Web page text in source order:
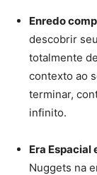
Enredo
descobrir
totalmente
contexto ao
terminar,
infinito.
Era Espacial
Nuggets na